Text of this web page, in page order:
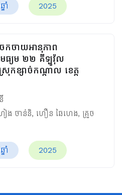
ាំ 2025
កចាយអានុភាព
មធ្យម ២២ គីឡូវ៉ុល
រុកខ្សាច់កណ្ដាល ខេត្ត
ង ចាន់និ, ហឿន ឆៃហេង, គ្រួច
ាំ 2025